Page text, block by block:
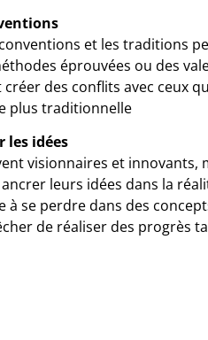
et les traditions
éprouvées ou des
des conflits avec ceux
plus traditionnelle
les idées
visionnaires et innovants,
leurs idées dans la
à se perdre dans des
de réaliser des progrès